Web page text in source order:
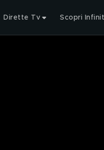
Dirette Tv Scopri